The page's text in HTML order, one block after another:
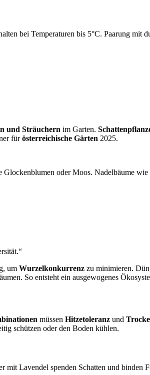
bei Temperaturen bis 5°C. Paarung mit
und Sträuchern im Garten.
fürösterreichische Gärten 2025.
oder Moos. Nadelbäume
um Wurzelkonkurrenz zu minimieren.
So entsteht ein ausgewogenes
müssen Hitzetoleranz und
schützen oder den Boden kühlen.
mit Lavendel spenden Schatten und